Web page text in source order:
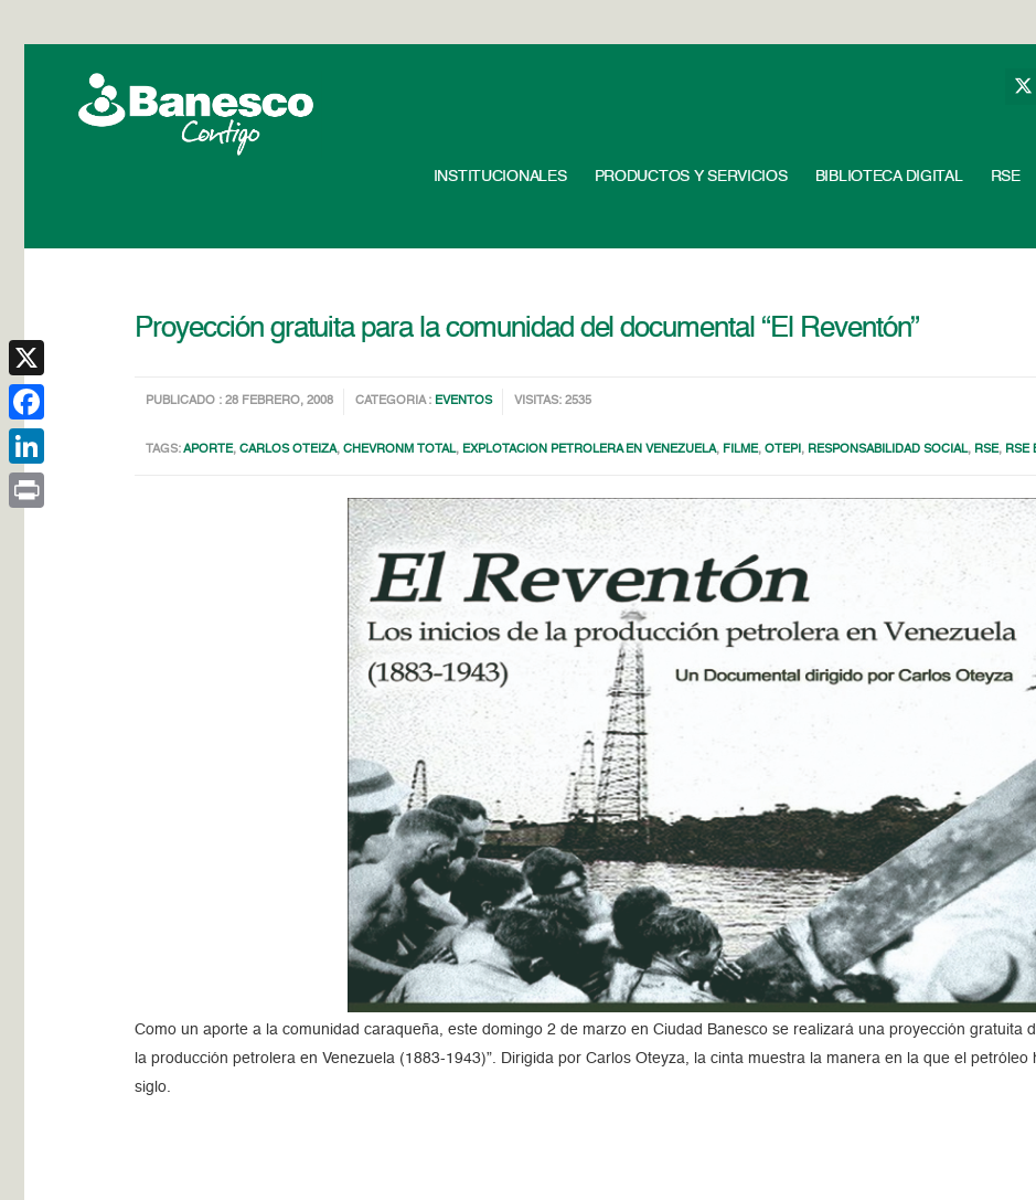
INSTITUCIONALES PRODUCTOS Y SERVICIOS BIBLIOTECA DIGITAL RSE
Proyección gratuita para la comunidad del documental “El Reventón”
PUBLICADO : 28 FEBRERO, 2008 CATEGORIA : EVENTOS VISITAS: 2535
TAGS:APORTE,CARLOS OTEIZA,CHEVRONM TOTAL, EXPLOTACION PETROLERA EN VENEZUELA, FILME,OTEPI , RESPONSABILIDAD SOCIAL, RSE, RSE
Como un aporte a la comunidad caraqueña, este domingo 2 de marzo en Ciudad Banesco se realizará una proyección gratuita
la producción petrolera en Venezuela (1883-1943)”. Dirigida por Carlos Oteyza, la cinta muestra la manera en la que el
siglo.
X
Facebook
LinkedIn